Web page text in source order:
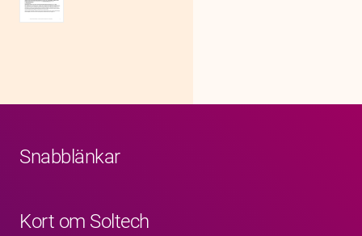
Snabblänkar
Kort om Soltech